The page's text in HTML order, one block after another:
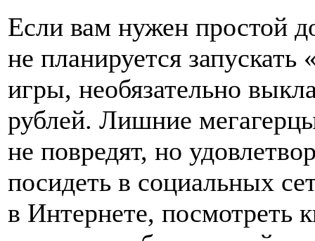
Если вам нужен простой
не планируется
игры, необязательно
рублей. Лишние
не повредят, но
посидеть в социальных
в Интернете, посмотреть